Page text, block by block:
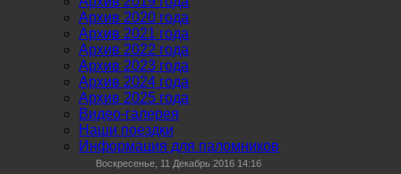
Архив 2020 года
Архив 2021 года
Архив 2022 года
Архив 2023 года
Архив 2024 года
Архив 2025 года
Видео-галерея
Наши поездки
Информация для паломников
Воскресенье, 11 Декабрь 2016 14:16